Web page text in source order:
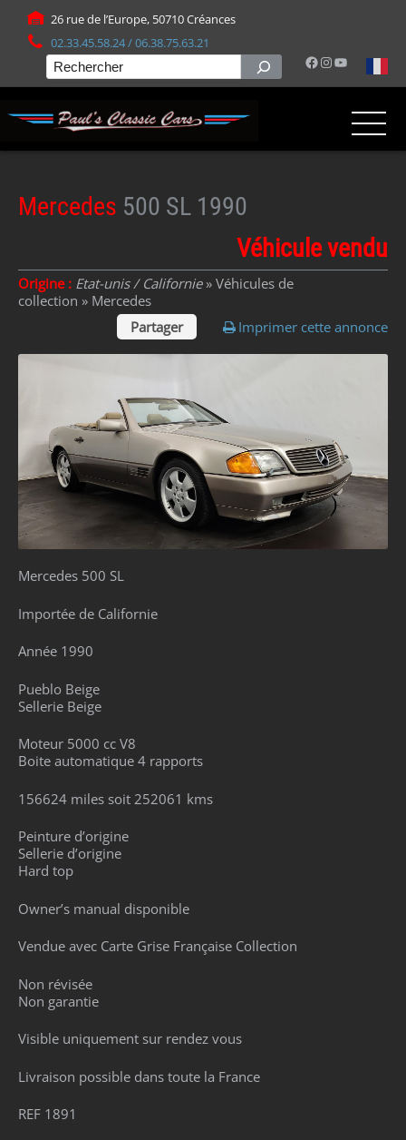
26 rue de l’Europe, 50710 Créances
02.33.45.58.24 / 06.38.75.63.21
Facebook
Instagram
YouTube
Rechercher
Mercedes 500 SL 1990
Véhicule vendu
Origine : Etat-unis / Californie» Véhicules de
collection » Mercedes
Partager
Imprimer cette annonce
Mercedes 500 SL
Importée de Californie
Année 1990
Pueblo Beige
Sellerie Beige
Moteur 5000 cc V8
Boite automatique 4 rapports
156624 miles soit 252061 kms
Peinture d’origine
Sellerie d’origine
Hard top
Owner’s manual disponible
Vendue avec Carte Grise Française Collection
Non révisée
Non garantie
Visible uniquement sur rendez vous
Livraison possible dans toute la France
REF 1891
Panneau de gestion des cookies